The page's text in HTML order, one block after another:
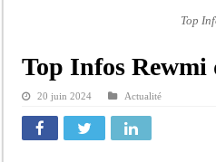
Top
Top Infos Rewmi
20 juin 2024 Actualité